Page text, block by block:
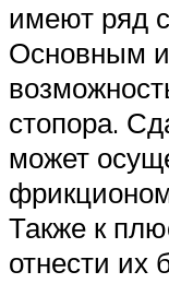
имеют ряд
Основным
стопора.
может
Также к
отнести их